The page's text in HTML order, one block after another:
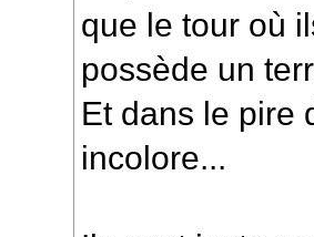
que le tour où
possède un
Et dans le pire
incolore...